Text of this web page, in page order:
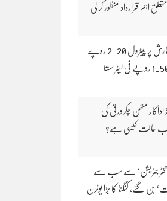
اہم قرارداد منظور کر لی
اوگرا کی سفارش پر پیٹرول 2.20 روپے
اداکار متھن چکرورتی کی
حالت کیسی ہے؟
جنریشن‘ سے سب سے
گئے، کنگنا کا بڑا یوٹرن